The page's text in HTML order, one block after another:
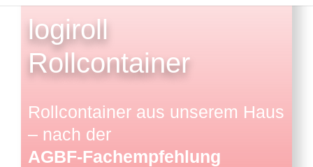
logiroll
Rollcontainer
Rollcontainer aus unserem Haus
– nach der
AGBF-Fachempfehlung